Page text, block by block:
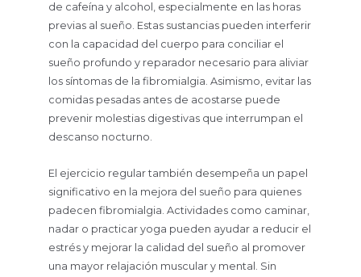
de cafeína y alcohol, especialmente en las horas
previas al sueño. Estas sustancias pueden interferir
con la capacidad del cuerpo para conciliar el
sueño profundo y reparador necesario para aliviar
los síntomas de la fibromialgia. Asimismo, evitar las
comidas pesadas antes de acostarse puede
prevenir molestias digestivas que interrumpan el
descanso nocturno.
El ejercicio regular también desempeña un papel
significativo en la mejora del sueño para quienes
padecen fibromialgia. Actividades como caminar,
nadar o practicar yoga pueden ayudar a reducir el
estrés y mejorar la calidad del sueño al promover
una mayor relajación muscular y mental. Sin